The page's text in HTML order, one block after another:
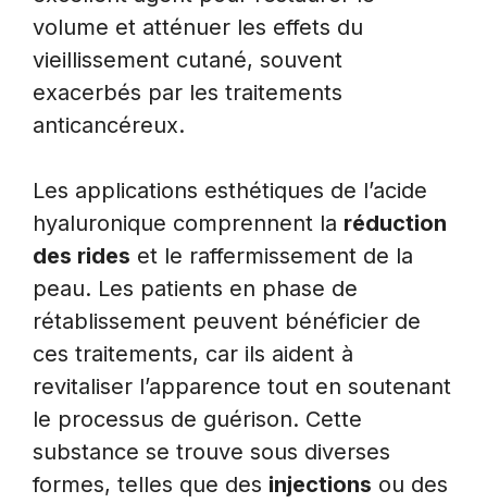
volume et atténuer les effets du
vieillissement cutané, souvent
exacerbés par les traitements
anticancéreux.
Les applications esthétiques de l’acide
hyaluronique comprennent la réduction
des rides et le raffermissement de la
peau. Les patients en phase de
rétablissement peuvent bénéficier de
ces traitements, car ils aident à
revitaliser l’apparence tout en soutenant
le processus de guérison. Cette
substance se trouve sous diverses
formes, telles que des injections ou des